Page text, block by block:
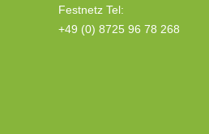
Festnetz Tel:
+49 (0) 8725 96 78 268